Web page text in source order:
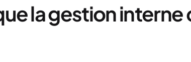
la gestion interne